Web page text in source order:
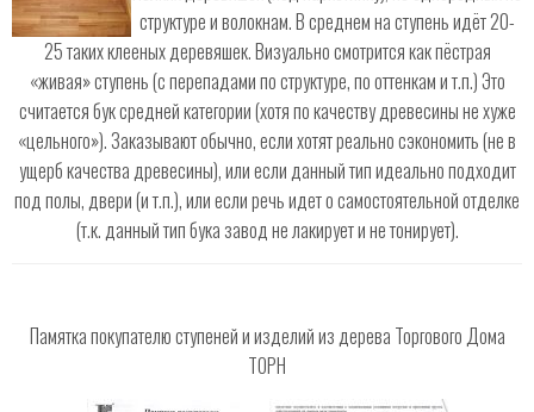
структуре и волокнам. В среднем на ступень идёт 20-
25 таких клееных деревяшек. Визуально смотрится как пёстрая
«живая» ступень (с перепадами по структуре, по оттенкам и т.п.) Это
считается бук средней категории (хотя по качеству древесины не хуже
«цельного»). Заказывают обычно, если хотят реально сэкономить (не в
ущерб качества древесины), или если данный тип идеально подходит
под полы, двери (и т.п.), или если речь идет о самостоятельной отделке
(т.к. данный тип бука завод не лакирует и не тонирует).
Памятка покупателю ступеней и изделий из дерева Торгового Дома
ТОРН